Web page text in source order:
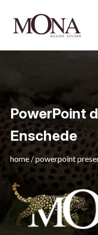
PowerPoint
Enschede
home /powerpoint